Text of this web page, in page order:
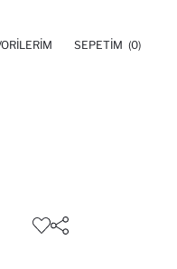
SEPETIM (0)